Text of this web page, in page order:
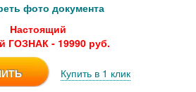
фото документа
Настоящий
ГОЗНАК - 19990 руб.
Купить в 1 клик